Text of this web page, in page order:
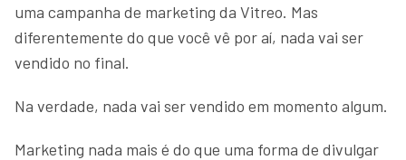
uma campanha de marketing da Vitreo. Mas
diferentemente do que você vê por aí, nada vai ser
vendido no final.
Na verdade, nada vai ser vendido em momento algum.
Marketing nada mais é do que uma forma de divulgar